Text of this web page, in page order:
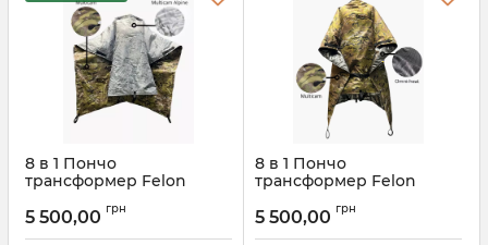
8 в 1 Пончо
трансформер Felon
Мультікам Алпайн)
Артикул: fn.60.1200
5 500,00 грн
8 в 1 Пончо
трансформер Felon
Хіт)
5 500,00 грн